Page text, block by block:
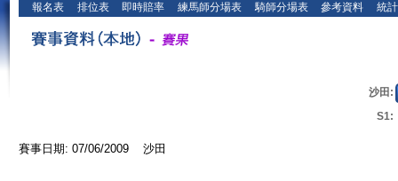
報名表 排位表 即時賠率 練馬師分場表 騎師分場表 參考資料 統
沙田:
S1:
賽事日期: 07/06/2009 沙田